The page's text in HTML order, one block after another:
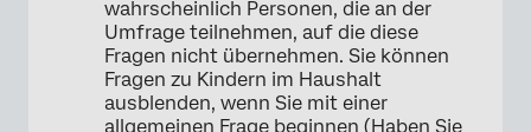
wahrscheinlich Personen, die an der
Umfrage teilnehmen, auf die diese
Fragen nicht übernehmen. Sie können
Fragen zu Kindern im Haushalt
ausblenden, wenn Sie mit einer
allgemeinen Frage beginnen (Haben Sie